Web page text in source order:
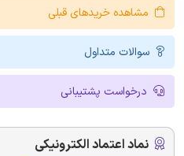
مشاهده خریدهای قبلی
سوالات متداول
درخواست پشتیبانی
نماد اعتماد الکترونیکی